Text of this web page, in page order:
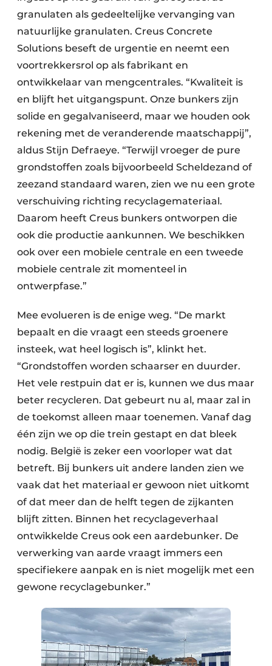
granulaten als gedeeltelijke vervanging van
natuurlijke granulaten. Creus Concrete
Solutions beseft de urgentie en neemt een
voortrekkersrol op als fabrikant en
ontwikkelaar van mengcentrales. “Kwaliteit is
en blijft het uitgangspunt. Onze bunkers zijn
solide en gegalvaniseerd, maar we houden ook
rekening met de veranderende maatschappij”,
aldus Stijn Defraeye. “Terwijl vroeger de pure
grondstoffen zoals bijvoorbeeld Scheldezand of
zeezand standaard waren, zien we nu een grote
verschuiving richting recyclagemateriaal.
Daarom heeft Creus bunkers ontworpen die
ook die productie aankunnen. We beschikken
ook over een mobiele centrale en een tweede
mobiele centrale zit momenteel in
ontwerpfase.”
Mee evolueren is de enige weg. “De markt
bepaalt en die vraagt een steeds groenere
insteek, wat heel logisch is”, klinkt het.
“Grondstoffen worden schaarser en duurder.
Het vele restpuin dat er is, kunnen we dus maar
beter recycleren. Dat gebeurt nu al, maar zal in
de toekomst alleen maar toenemen. Vanaf dag
één zijn we op die trein gestapt en dat bleek
nodig. België is zeker een voorloper wat dat
betreft. Bij bunkers uit andere landen zien we
vaak dat het materiaal er gewoon niet uitkomt
of dat meer dan de helft tegen de zijkanten
blijft zitten. Binnen het recyclageverhaal
ontwikkelde Creus ook een aardebunker. De
verwerking van aarde vraagt immers een
specifiekere aanpak en is niet mogelijk met een
gewone recyclagebunker.”